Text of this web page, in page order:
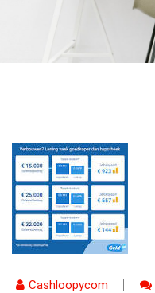
Cashloopycom